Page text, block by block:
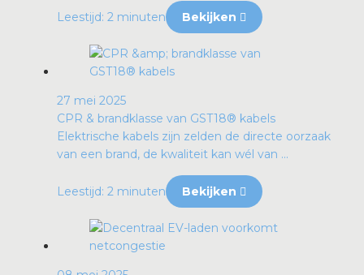
Leestijd: 2 minuten Bekijken
27 mei 2025
CPR & brandklasse van GST18® kabels
Elektrische kabels zijn zelden de directe oorzaak
van een brand, de kwaliteit kan wél van ...
Leestijd: 2 minuten Bekijken